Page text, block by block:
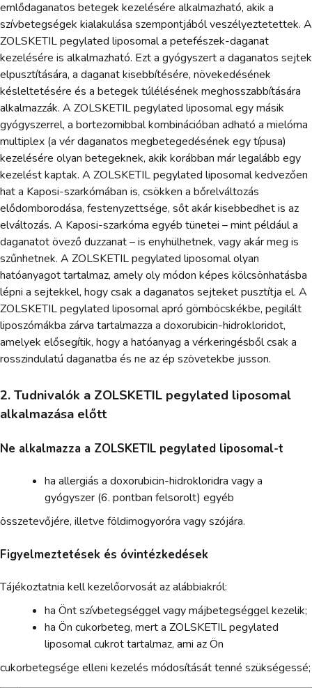
emlődaganatos betegek kezelésére alkalmazható, akik a
szívbetegségek kialakulása szempontjából veszélyeztetettek. A
ZOLSKETIL pegylated liposomal a petefészek-daganat
kezelésére is alkalmazható. Ezt a gyógyszert a daganatos sejtek
elpusztítására, a daganat kisebbítésére, növekedésének
késleltetésére és a betegek túlélésének meghosszabbítására
alkalmazzák. A ZOLSKETIL pegylated liposomal egy másik
gyógyszerrel, a bortezomibbal kombinációban adható a mielóma
multiplex (a vér daganatos megbetegedésének egy típusa)
kezelésére olyan betegeknek, akik korábban már legalább egy
kezelést kaptak. A ZOLSKETIL pegylated liposomal kedvezően
hat a Kaposi-szarkómában is, csökken a bőrelváltozás
elődomborodása, festenyzettsége, sőt akár kisebbedhet is az
elváltozás. A Kaposi-szarkóma egyéb tünetei – mint például a
daganatot övező duzzanat – is enyhülhetnek, vagy akár meg is
szűnhetnek. A ZOLSKETIL pegylated liposomal olyan
hatóanyagot tartalmaz, amely oly módon képes kölcsönhatásba
lépni a sejtekkel, hogy csak a daganatos sejteket pusztítja el. A
ZOLSKETIL pegylated liposomal apró gömböcskékbe, pegilált
liposzómákba zárva tartalmazza a doxorubicin-hidrokloridot,
amelyek elősegítik, hogy a hatóanyag a vérkeringésből csak a
rosszindulatú daganatba és ne az ép szövetekbe jusson.
2. Tudnivalók a ZOLSKETIL pegylated liposomal
alkalmazása előtt
Ne alkalmazza a ZOLSKETIL pegylated liposomal-t
ha allergiás a doxorubicin-hidrokloridra vagy a
gyógyszer (6. pontban felsorolt) egyéb
összetevőjére, illetve földimogyoróra vagy szójára.
Figyelmeztetések és óvintézkedések
Tájékoztatnia kell kezelőorvosát az alábbiakról:
ha Önt szívbetegséggel vagy májbetegséggel kezelik;
ha Ön cukorbeteg, mert a ZOLSKETIL pegylated
liposomal cukrot tartalmaz, ami az Ön
cukorbetegsége elleni kezelés módosítását tenné szükségessé;